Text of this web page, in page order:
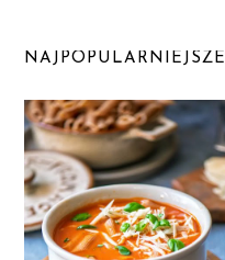
NAJPOPULARNIEJSZE